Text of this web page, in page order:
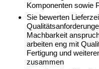
Komponenten sowie
Sie bewerten
Machbarkeit
arbeiten eng mit
Fertigung und
zusammen